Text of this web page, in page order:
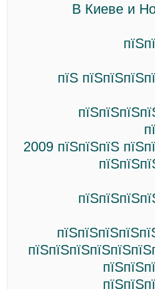
В Киеве и
пїЅ
2009 пїЅпїЅпїЅ